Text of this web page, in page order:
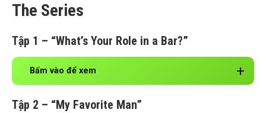
The Series
Tập 1 – “What’s Your Role in a Bar?”
Bấm vào để xem
Tập 2 – “My Favorite Man”